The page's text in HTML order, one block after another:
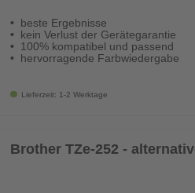
beste Ergebnisse
kein Verlust der Gerätegarantie
100% kompatibel und passend
hervorragende Farbwiedergabe
Lieferzeit: 1-2 Werktage
Brother TZe-252 -